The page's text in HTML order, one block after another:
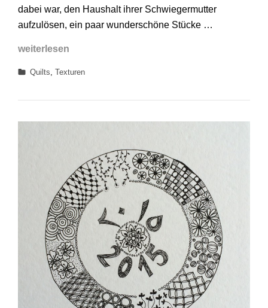
dabei war, den Haushalt ihrer Schwiegermutter
aufzulösen, ein paar wunderschöne Stücke …
weiterlesen
Categories
Quilts, Texturen